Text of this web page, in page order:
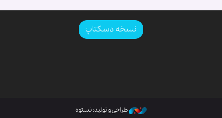
نسخه دسکتاپ
طراحی و تولید: نستوه